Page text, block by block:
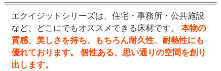
エクイジットシリーズは、住宅・事務所・公共施設
など、どこにでもオススメできる床材です。本物の
質感、美しさを持ち、もちろん耐久性、耐熱性にも
優れております。 個性ある、思い通りの空間を創り
出します。